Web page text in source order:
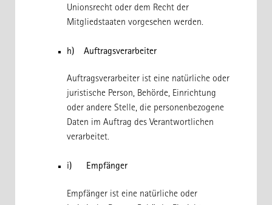
Unionsrecht oder dem Recht der
Mitgliedstaaten vorgesehen werden.
h) Auftragsverarbeiter
Auftragsverarbeiter ist eine natürliche oder
juristische Person, Behörde, Einrichtung
oder andere Stelle, die personenbezogene
Daten im Auftrag des Verantwortlichen
verarbeitet.
i) Empfänger
Empfänger ist eine natürliche oder